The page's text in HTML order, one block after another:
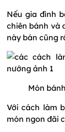
Nếu gia đình
chiên bánh và
này bán cũng
Món
Với cách làm
món ngon đãi